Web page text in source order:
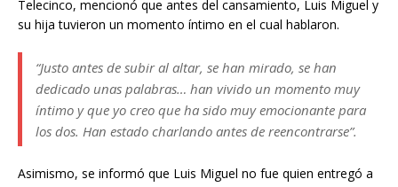
Telecinco, mencionó que antes del cansamiento, Luis Miguel y
su hija tuvieron un momento íntimo en el cual hablaron.
“Justo antes de subir al altar, se han mirado, se han
dedicado unas palabras… han vivido un momento muy
íntimo y que yo creo que ha sido muy emocionante para
los dos. Han estado charlando antes de reencontrarse”.
Asimismo, se informó que Luis Miguel no fue quien entregó a